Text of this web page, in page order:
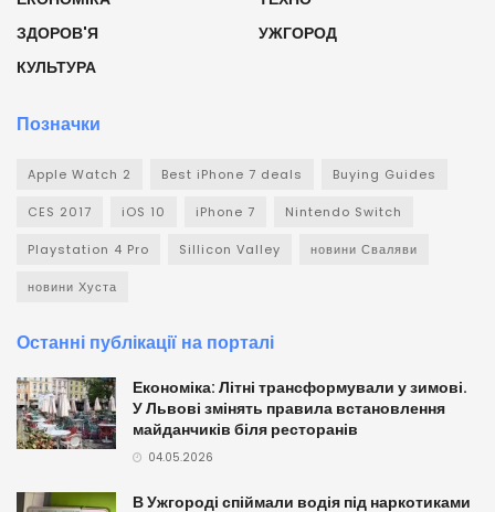
ЗДОРОВ'Я
КУЛЬТУРА
УЖГОРОД
Позначки
Apple Watch 2 Best iPhone 7 deals Buying Guides
CES 2017 iOS 10 iPhone 7 Nintendo Switch
Playstation 4 Pro Sillicon Valley новини Сваляви
новини Хуста
Останні публікації на порталі
Економіка: Літні трансформували у зимові.
У Львові змінять правила встановлення
майданчиків біля ресторанів
04.05.2026
В Ужгороді спіймали водія під наркотиками